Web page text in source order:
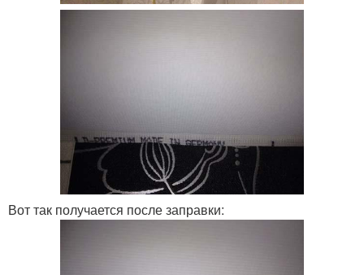
Вот так получается после заправки: